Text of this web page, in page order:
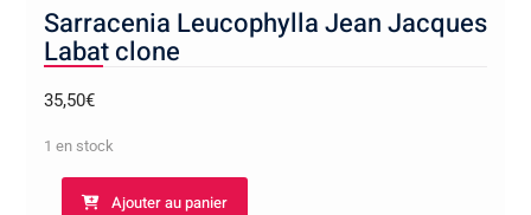
Sarracenia Leucophylla Jean Jacques
Labat clone
35,50€
1 en stock
quantité
Ajouter au panier